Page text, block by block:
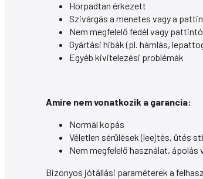
Horpadtan érkezett
Szivárgás a menetes vagy a
Nem megfelelő fedél vagy
Gyártási hibák (pl. hámlás,
Egyéb kivitelezési problémák
Amire nem vonatkozik a garancia:
Normál kopás
Véletlen sérülések (leejtés, ütés
Nem megfelelő használat,
Bizonyos jótállási paraméterek a